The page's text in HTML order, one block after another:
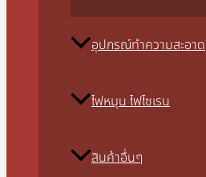
อุปกรณ์ทำความสะอาด
ไฟหมุน ไฟไซเรน
สินค้าอื่นๆ